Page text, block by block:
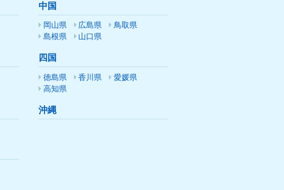
中国
岡山県 広島県
鳥取県
島根県
山口県
四国
徳島県 香川県
愛媛県
高知県
沖縄